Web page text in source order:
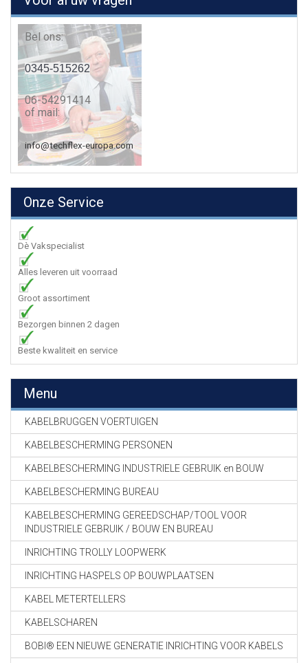
Bel ons:
0345-515262
06-54291414
of mail:
info@techflex-europa.com
Onze Service
Dè Vakspecialist
Alles leveren uit voorraad
Groot assortiment
Bezorgen binnen 2 dagen
Beste kwaliteit en service
Menu
KABELBRUGGEN VOERTUIGEN
KABELBESCHERMING PERSONEN
KABELBESCHERMING INDUSTRIELE GEBRUIK en BOUW
KABELBESCHERMING BUREAU
KABELBESCHERMING GEREEDSCHAP/TOOL VOOR
INDUSTRIELE GEBRUIK / BOUW EN BUREAU
INRICHTING TROLLY LOOPWERK
INRICHTING HASPELS OP BOUWPLAATSEN
KABEL METERTELLERS
KABELSCHAREN
BOBI® EEN NIEUWE GENERATIE INRICHTING VOOR KABELS